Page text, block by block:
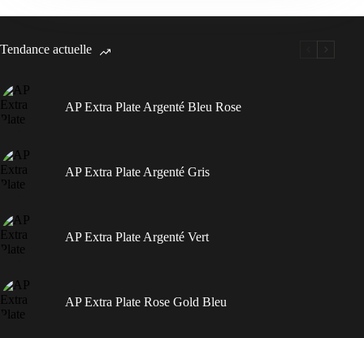
Tendance actuelle
AP Extra Plate Argenté Bleu Rose
AP Extra Plate Argenté Gris
AP Extra Plate Argenté Vert
AP Extra Plate Rose Gold Bleu